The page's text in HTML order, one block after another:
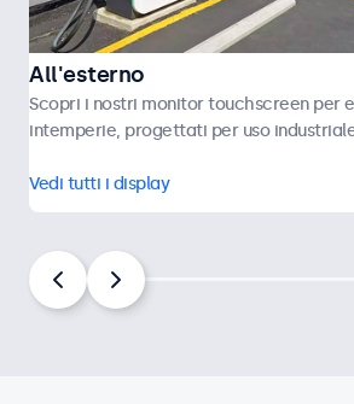
All'esterno
Scopri i nostri monitor touchscreen per
intemperie, progettati per uso
Vedi tutti i display